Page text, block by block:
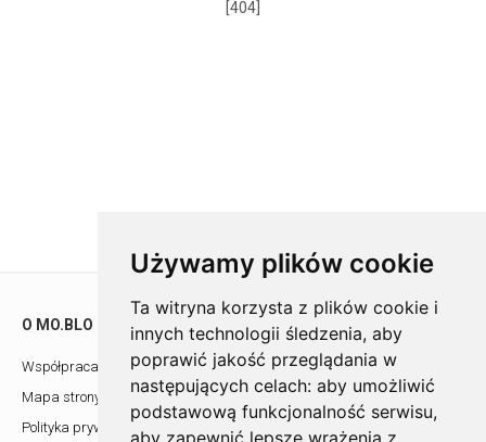
Używamy plików cookie
Ta witryna korzysta z plików cookie i
innych technologii śledzenia, aby
poprawić jakość przeglądania w
następujących celach: aby umożliwić
podstawową funkcjonalność serwisu,
aby zapewnić lepsze wrażenia z
[404]
O MO.BLO
Współpraca z architektami
Mapa strony
Polityka prywatności
POMOC
Showroom
Kontakt